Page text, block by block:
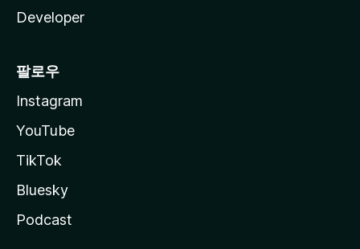
Developer
팔로우
Instagram
YouTube
TikTok
Bluesky
Podcast